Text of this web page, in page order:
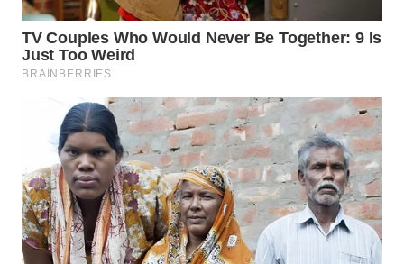
WAHANA
TRAVEL
WAHANA
TV
WAHANANEWS
ID
WAHANANEWS